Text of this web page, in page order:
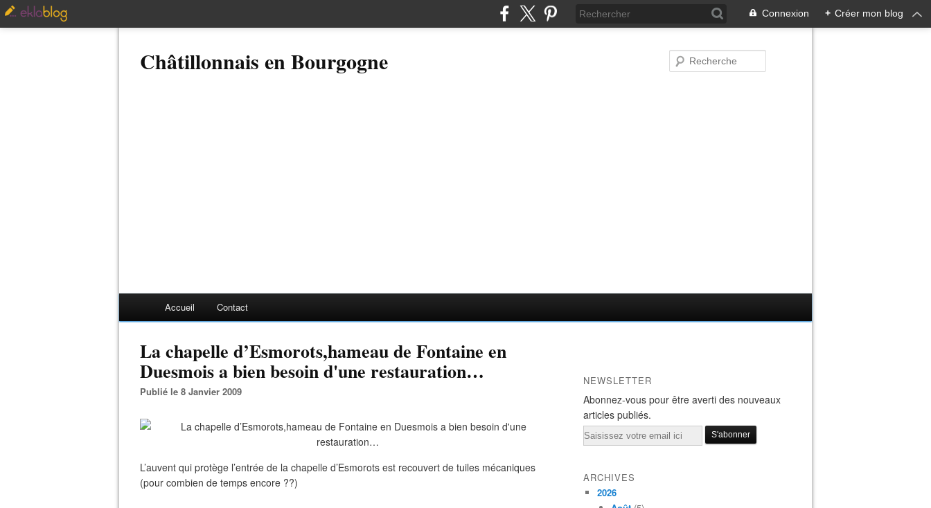
Connexion + Créer mon blog
Châtillonnais en Bourgogne
Accueil Contact
La chapelle d’Esmorots,hameau de Fontaine en
Duesmois a bien besoin d'une restauration…
Publié le 8 Janvier 2009
L’auvent qui protège l’entrée de la chapelle d’Esmorots est recouvert de tuiles mécaniques
(pour combien de temps encore ??)
NEWSLETTER
Abonnez-vous pour être averti des nouveaux
articles publiés.
Email
ARCHIVES
2026